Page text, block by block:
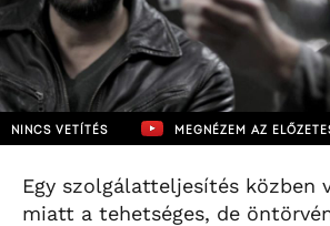
NINCS VETÍTÉS MEGNÉZEM AZ
Egy szolgálatteljesítés közben
miatt a tehetséges, de